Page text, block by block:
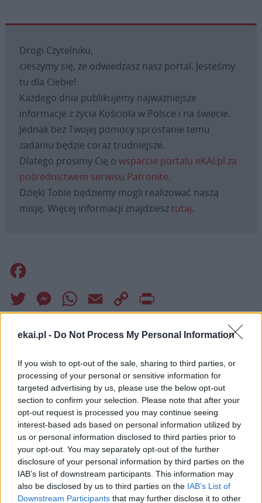
ekai.pl - Do Not Process My Personal Information
If you wish to opt-out of the sale, sharing to third parties, or
processing of your personal or sensitive information for
targeted advertising by us, please use the below opt-out
section to confirm your selection. Please note that after your
opt-out request is processed you may continue seeing
interest-based ads based on personal information utilized by
us or personal information disclosed to third parties prior to
your opt-out. You may separately opt-out of the further
disclosure of your personal information by third parties on the
IAB’s list of downstream participants. This information may
also be disclosed by us to third parties on the IAB’s List of
Downstream Participants that may further disclose it to other
Drogi Czytelniku,
cieszymy się, że odwiedzasz nasz portal. Jesteśmy
tu dla Ciebie!
Każdego dnia publikujemy najważniejsze
informacje z życia Kościoła w Polsce i na świecie.
Jednak bez Twojej pomocy sprostanie temu
zadaniu będzie coraz trudniejsze.
Dlatego prosimy Cię o wsparcie portalu eKAI.pl za
pośrednictwem serwisu Patronite.
Dzięki Tobie będziemy mogli realizować naszą
misję. Więcej informacji znajdziesztutaj.
Twitter MessengerWhatsApp
Email
Copy
Wersja do druku
Tagi: KONFESJONAŁ KOŚCIÓŁ
SANKTUARIUM BOŻEGO MIŁOSIERDZIA
ŚW. FAUSTYNA KOWALSKA
Najnowsze